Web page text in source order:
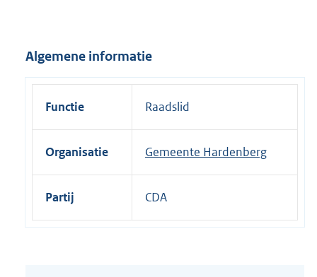
n
k
Algemene informatie
Functie Raadslid
Organisatie Gemeente Hardenberg
Partij CDA